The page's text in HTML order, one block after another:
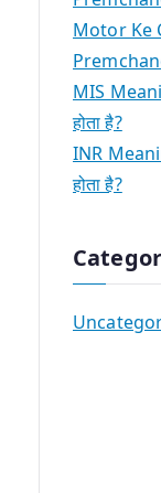
Motor Ke
MIS
होता है?
INR
होता है?